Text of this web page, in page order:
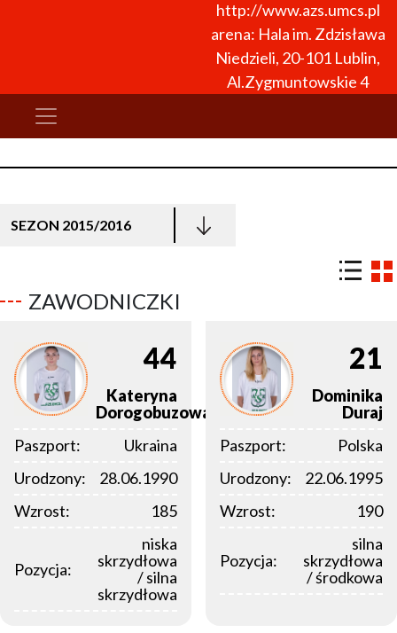
http://www.azs.umcs.pl
arena: Hala im. Zdzisława
Niedzieli, 20-101 Lublin,
Al.Zygmuntowskie 4
SEZON 2015/2016
ZAWODNICZKI
44
Kateryna
Dorogobuzowa
Paszport:
Ukraina
Urodzony:
28.06.1990
Wzrost:
185
Pozycja:
niska
skrzydłowa
/ silna
skrzydłowa
21
Dominika
Duraj
Paszport:
Polska
Urodzony:
22.06.1995
Wzrost:
190
Pozycja:
silna
skrzydłowa
/ środkowa